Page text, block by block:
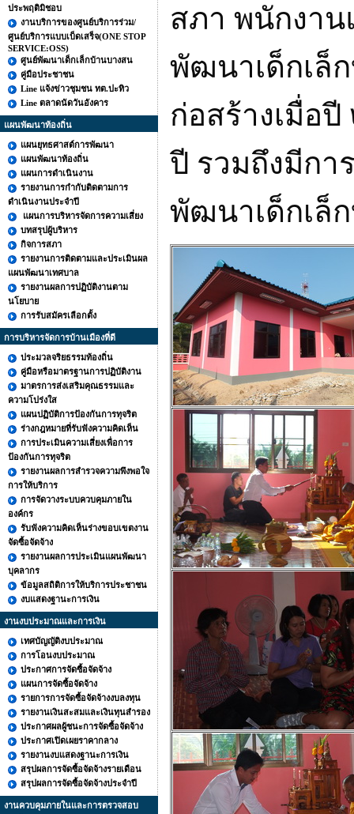
ประพฤติมิชอบ
งานบริการของศูนย์บริการร่วม/
ศูนย์บริการแบบเบ็ดเสร็จ(ONE STOP
SERVICE:OSS)
ศูนย์พัฒนาเด็กเล็กบ้านบางสน
คู่มือประชาชน
Line แจ้งข่าวชุมชน ทต.ปะทิว
Line ตลาดนัดวันอังคาร
แผนพัฒนาท้องถิ่น
แผนยุทธศาสต์การพัฒนา
แผนพัฒนาท้องถิ่น
แผนการดำเนินงาน
รายงานการกำกับติดตามการ
ดำเนินงานประจำปี
แผนการบริหารจัดการความเสี่ยง
บทสรุปผู้บริหาร
กิจการสภา
รายงานการติดตามและประเมินผล
แผนพัฒนาเทศบาล
รายงานผลการปฏิบัติงานตาม
นโยบาย
การรับสมัครเลือกตั้ง
การบริหารจัดการบ้านเมืองที่ดี
ประมวลจริยธรรมท้องถิ่น
คู่มือหรือมาตรฐานการปฏิบัติงาน
มาตรการส่งเสริมคุณธรรมและ
ความโปร่งใส
แผนปฏิบัติการป้องกันการทุจริต
ร่างกฎหมายที่รับฟังความคิดเห็น
การประเมินความเสี่ยงเพื่อการ
ป้องกันการทุจริต
รายงานผลการสำรวจความพึงพอใจ
การให้บริการ
การจัดวางระบบควบคุมภายใน
องค์กร
รับฟังความคิดเห็นร่างขอบเขตงาน
จัดซื้อจัดจ้าง
รายงานผลการประเมินแผนพัฒนา
บุคลากร
ข้อมูลสถิติการให้บริการประชาชน
งบแสดงฐานะการเงิน
งานงบประมาณและการเงิน
เทศบัญญัติงบประมาณ
การโอนงบประมาณ
ประกาศการจัดซื้อจัดจ้าง
แผนการจัดซื้อจัดจ้าง
รายการการจัดซื้อจัดจ้างงบลงทุน
รายงานเงินสะสมและเงินทุนสำรอง
ประกาศผลผู้ชนะการจัดซื้อจัดจ้าง
ประกาศเปิดเผยราคากลาง
รายงานงบแสดงฐานะการเงิน
สรุปผลการจัดซื้อจัดจ้างรายเดือน
สรุปผลการจัดซื้อจัดจ้างประจำปี
งานควบคุมภายในและการตรวจสอบ
สภา พนักงา
พัฒนาเด็กเล็
ก่อสร้างเมื่อ
ปี รวมถึงมีกา
พัฒนาเด็กเล็